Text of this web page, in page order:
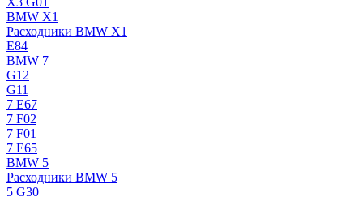
BMW X1
Расходники BMW X1
E84
BMW 7
G12
G11
7 Е67
7 F02
7 F01
7 E65
BMW 5
Расходники BMW 5
5 G30